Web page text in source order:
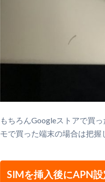
もちろんGoogleストアで買
モで買った端末の場合は把握
SIMを挿入後にAPN